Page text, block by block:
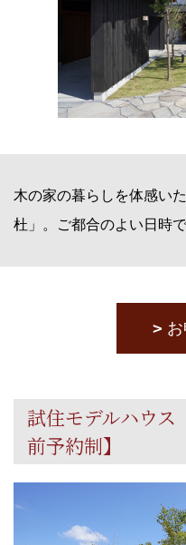
木の家の暮らしを体感い
杜」。ご都合のよい日時
試住モデルハウス
前予約制】